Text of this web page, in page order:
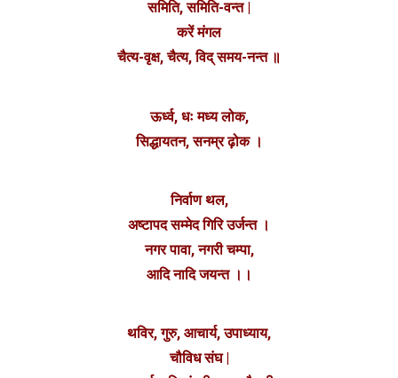
समिति, समिति-वन्त |
करें मंगल
चैत्य-वृक्ष, चैत्य, विद् समय-नन्त ॥
ऊर्ध्व, धः मध्य लोक,
सिद्धायतन, सनम्र ढ़ोक ।
निर्वाण थल,
अष्टापद सम्मेद गिरि उर्जन्त ।
नगर पावा, नगरी चम्पा,
आदि नादि जयन्त ।।
थविर, गुरु, आचार्य, उपाध्याय,
चौविध संघ |